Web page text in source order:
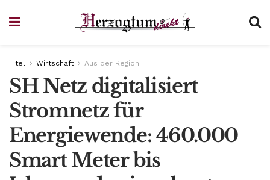
Titel Wirtschaft Aus der Region
SH Netz digitalisiert
Stromnetz für
Energiewende: 460.000
Smart Meter bis